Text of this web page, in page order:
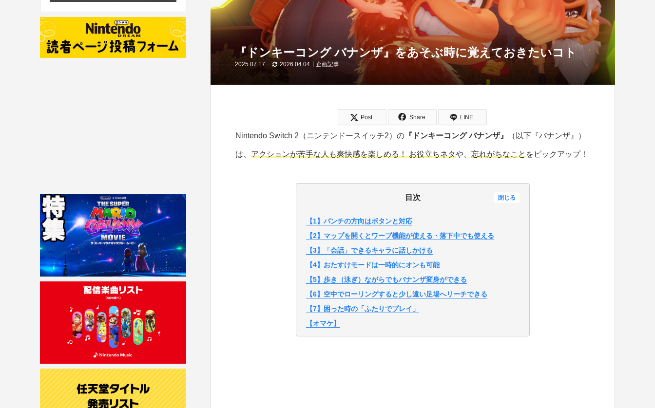
『ドンキーコング バナンザ』をあそぶ時に覚えておきたいコト
2025.07.17 2026.04.04 企画記事
Post Share LINE
Nintendo Switch 2（ニンテンドースイッチ2）の『ドンキーコング バナンザ』 （以下『バナンザ』）
は、 アクションが苦手な人も爽快感を楽しめる！ お役立ちネタや、 忘れがちなこと をピックアップ！
目次 閉じる
【1】パンチの方向はボタンと対応
【2】マップを開くとワープ機能が使える・落下中でも使える
【3】「会話」できるキャラに話しかける
【4】おたすけモードは一時的にオンも可能
【5】歩き（泳ぎ）ながらでもバナンザ変身ができる
【6】空中でローリングすると少し遠い足場へリーチできる
【7】困った時の「ふたりでプレイ」
【オマケ】